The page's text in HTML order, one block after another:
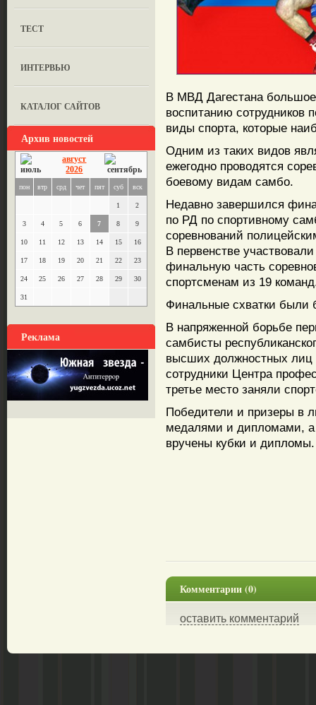
ТЕСТ
ИНТЕРВЬЮ
КАТАЛОГ САЙТОВ
Архив новостей
август
2026
пон втр срд чет пят суб вск
1 2
3 4 5 6 7 8 9
10 11 12 13 14 15 16
17 18 19 20 21 22 23
24 25 26 27 28 29 30
31
Реклама
В МВД Дагестана
воспитанию сотрудников
виды спорта, которые
Одним из таких видов
ежегодно проводятся
боевому видам самбо.
Недавно завершился
по РД по спортивному
соревнований
В первенстве
финальную часть
спортсменам из 19
Финальные схватки были
В напряженной борьбе
самбисты
высших должностных лиц
сотрудники Центра
третье место заняли
Победители и призеры в
медалями и дипломами, а
вручены кубки и дипломы.
Комментарии (0)
оставить комментарий